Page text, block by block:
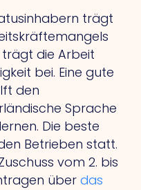
trägt
trägt die Arbeit
bei. Eine gute
den
Sprache
Die beste
Betrieben statt.
vom 2. bis
über das